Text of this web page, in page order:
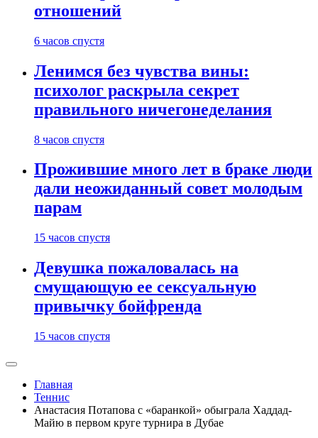
отношений
6 часов спустя
Ленимся без чувства вины:
психолог раскрыла секрет
правильного ничегонеделания
8 часов спустя
Прожившие много лет в браке люди
дали неожиданный совет молодым
парам
15 часов спустя
Девушка пожаловалась на
смущающую ее сексуальную
привычку бойфренда
15 часов спустя
Главная
Теннис
Анастасия Потапова с «баранкой» обыграла Хаддад-
Майю в первом круге турнира в Дубае